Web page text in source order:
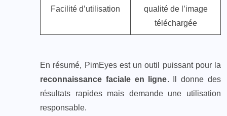
Facilité d’utilisation
qualité de l’image
téléchargée
En résumé, PimEyes est un outil puissant pour la
reconnaissance faciale en ligne. Il donne des
résultats rapides mais demande une utilisation
responsable.